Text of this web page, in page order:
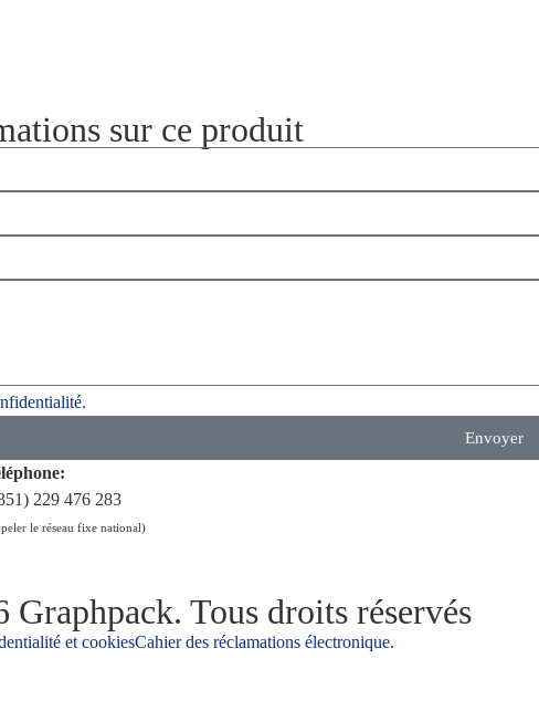
sur ce produit
Envoyer
229 476 283
le réseau fixe national)
Tous droits réservés
et cookiesCahier des réclamations électronique.